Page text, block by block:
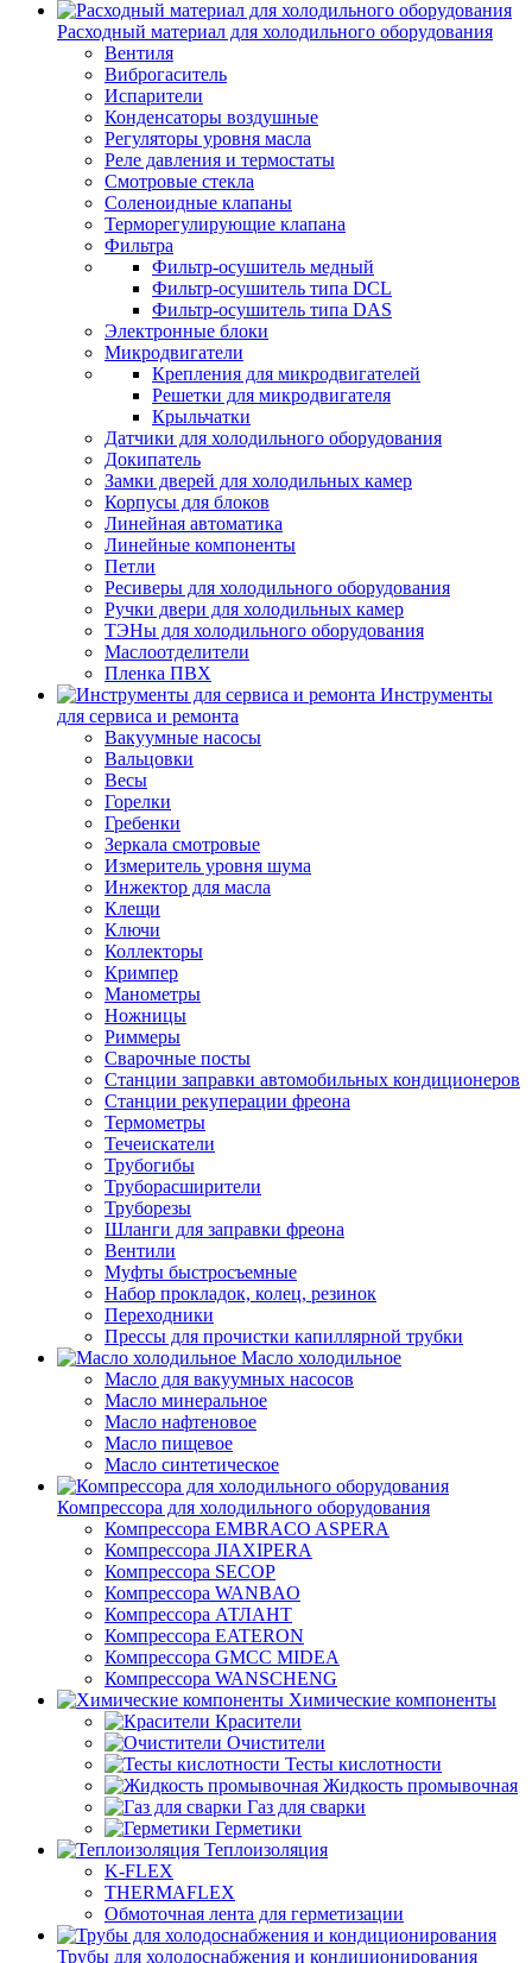
Расходный материал для холодильного оборудования
Вентиля
Виброгаситель
Испарители
Конденсаторы воздушные
Регуляторы уровня масла
Реле давления и термостаты
Смотровые стекла
Соленоидные клапаны
Терморегулирующие клапана
Фильтра
Фильтр-осушитель медный
Фильтр-осушитель типа DCL
Фильтр-осушитель типа DAS
Электронные блоки
Микродвигатели
Крепления для микродвигателей
Решетки для микродвигателя
Крыльчатки
Датчики для холодильного оборудования
Докипатель
Замки дверей для холодильных камер
Корпусы для блоков
Линейная автоматика
Линейные компоненты
Петли
Ресиверы для холодильного оборудования
Ручки двери для холодильных камер
ТЭНы для холодильного оборудования
Маслоотделители
Пленка ПВХ
Инструменты
для сервиса и ремонта
Вакуумные насосы
Вальцовки
Весы
Горелки
Гребенки
Зеркала смотровые
Измеритель уровня шума
Инжектор для масла
Клещи
Ключи
Коллекторы
Кримпер
Манометры
Ножницы
Риммеры
Сварочные посты
Станции заправки автомобильных кондиционеров
Станции рекуперации фреона
Термометры
Течеискатели
Трубогибы
Труборасширители
Труборезы
Шланги для заправки фреона
Вентили
Муфты быстросъемные
Набор прокладок, колец, резинок
Переходники
Прессы для прочистки капиллярной трубки
Масло холодильное
Масло для вакуумных насосов
Масло минеральное
Масло нафтеновое
Масло пищевое
Масло синтетическое
Компрессора для холодильного оборудования
Компрессора EMBRACO ASPERA
Компрессора JIAXIPERA
Компрессора SECOP
Компрессора WANBAO
Компрессора АТЛАНТ
Компрессора EATERON
Компрессора GMCC MIDEA
Компрессора WANSCHENG
Химические компоненты
Красители
Очистители
Тесты кислотности
Жидкость промывочная
Газ для сварки
Герметики
Теплоизоляция
K-FLEX
THERMAFLEX
Обмоточная лента для герметизации
Трубы для холодоснабжения и кондиционирования